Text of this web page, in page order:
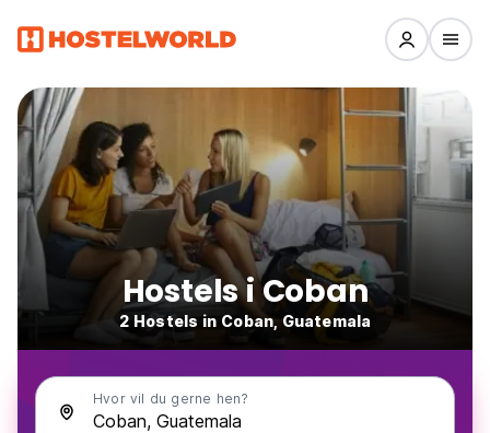
Hostels i Coban
2 Hostels in Coban, Guatemala
Hvor vil du gerne hen?